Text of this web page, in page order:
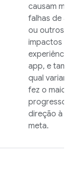
causam mais
falhas de apps
ou outros
impactos na
experiência no
app, e também
qual variante
fez o maior
progresso em
direção à
meta.